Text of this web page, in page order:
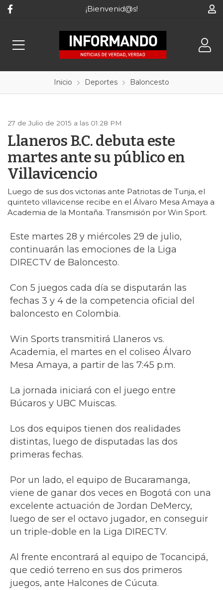
¡Bienvenid@s!
Inicio Deportes Baloncesto
27 de Julio de 2015 a las 01:28 PM
Llaneros B.C. debuta este
martes ante su público en
Villavicencio
Luego de sus dos victorias ante Patriotas de Tunja, el
quinteto villavicense recibe en el Álvaro Mesa Amaya a
Academia de la Montaña. Transmisión por Win Sport.
Este martes 28 y miércoles 29 de julio,
continuarán las emociones de la Liga
DIRECTV de Baloncesto.
Con 5 juegos cada día se disputarán las
fechas 3 y 4 de la competencia oficial del
baloncesto en Colombia.
Win Sports transmitirá Llaneros vs.
Academia, el martes en el coliseo Álvaro
Mesa Amaya, a partir de las 7:45 p.m.
La jornada iniciará con el juego entre
Búcaros y UBC Muiscas.
Los dos equipos tienen dos realidades
distintas, luego de disputadas las dos
primeras fechas.
Por un lado, el equipo de Bucaramanga,
viene de ganar dos veces en Bogotá con una
excelente actuación de Jordan DeMercy,
luego de ser el octavo jugador, en conseguir
un triple-doble en la Liga DIRECTV.
Al frente encontrará al equipo de Tocancipá,
que cedió terreno en sus dos primeros
juegos, ante Halcones de Cúcuta.